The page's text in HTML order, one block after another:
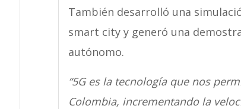
También desarrolló una
smart city y generó una
autónomo.
“5G es la tecnología que nos
Colombia, incrementando la